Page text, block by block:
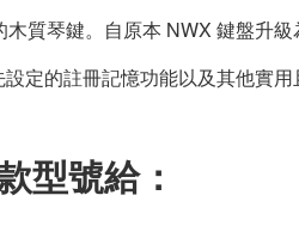
質琴鍵。自原本 NWX 鍵盤升
定的註冊記憶功能以及其他實
型號給：